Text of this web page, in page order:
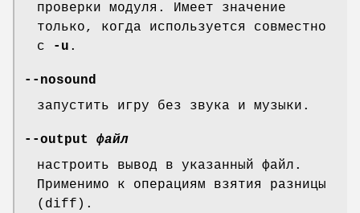
проверки модуля. Имеет значение
только, когда используется совместно
с
-u .
--nosound
запустить игру без звука и музыки.
--output
файл
настроить вывод в указанный файл.
Применимо к операциям взятия разницы
(diff).